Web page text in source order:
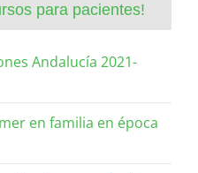
para pacientes!
Andalucía 2021-
en familia en época